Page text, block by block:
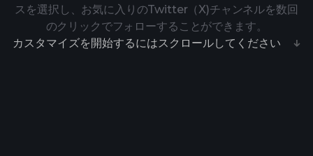
スを選択し、お気に入りのTwitter（X)チャンネルを数回
のクリックでフォローすることができます。
カスタマイズを開始するにはスクロールしてください